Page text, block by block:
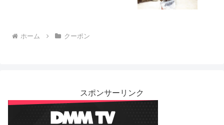
ホーム クーポン
スポンサーリンク